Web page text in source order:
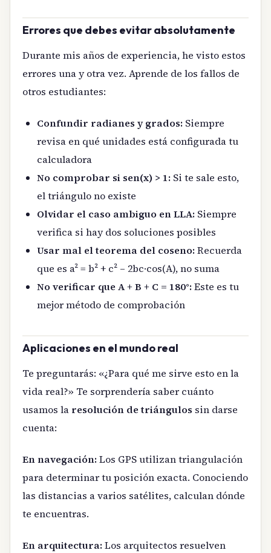
Errores que debes evitar absolutamente
Durante mis años de experiencia, he visto estos
errores una y otra vez. Aprende de los fallos de
otros estudiantes:
Confundir radianes y grados: Siempre
revisa en qué unidades está configurada tu
calculadora
No comprobar si sen(x) > 1: Si te sale esto,
el triángulo no existe
Olvidar el caso ambiguo en LLA: Siempre
verifica si hay dos soluciones posibles
Usar mal el teorema del coseno:Recuerda
que es a² = b² + c² – 2bc·cos(A), no suma
No verificar que A + B + C = 180°:Este es tu
mejor método de comprobación
Aplicaciones en el mundo real
Te preguntarás: «¿Para qué me sirve esto en la
vida real?» Te sorprendería saber cuánto
usamos la resolución de triángulos sin darse
cuenta:
En navegación:Los GPS utilizan triangulación
para determinar tu posición exacta. Conociendo
las distancias a varios satélites, calculan dónde
te encuentras.
En arquitectura:Los arquitectos resuelven